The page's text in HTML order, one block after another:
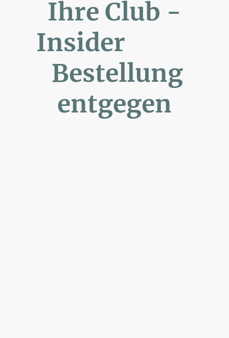
Ihre Club -
Insider
Bestellung
entgegen